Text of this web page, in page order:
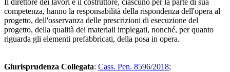
competenza, hanno la responsabilità della rispondenza dell'opera al
progetto, dell'osservanza delle prescrizioni di esecuzione del
progetto, della qualità dei materiali impiegati, nonché, per quanto
riguarda gli elementi prefabbricati, della posa in opera.
Giurisprudenza Collegata: Cass. Pen. 8596/2018;